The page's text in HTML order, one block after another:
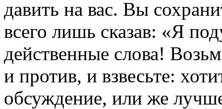
давить на вас. Вы
всего лишь сказав: «Я
действенные слова!
и против, и взвесьте:
обсуждение, или же